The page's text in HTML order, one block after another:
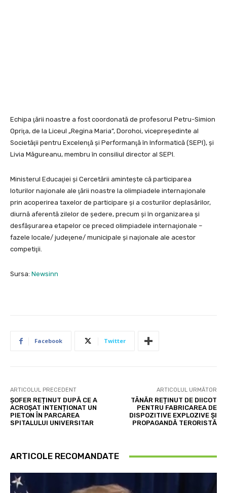
Echipa ţării noastre a fost coordonată de profesorul Petru-Simion
Opriţa, de la Liceul „Regina Maria”, Dorohoi, vicepreşedinte al
Societăţii pentru Excelenţă şi Performanţă în Informatică (SEPI), şi
Livia Măgureanu, membru în consiliul director al SEPI.
Ministerul Educaţiei şi Cercetării amintește că participarea
loturilor naţionale ale ţării noastre la olimpiadele internaţionale
prin acoperirea taxelor de participare şi a costurilor deplasărilor,
diurnă aferentă zilelor de şedere, precum şi în organizarea şi
desfăşurarea etapelor ce preced olimpiadele internaţionale –
fazele locale/ judeţene/ municipale şi naţionale ale acestor
competiţii.
Sursa: Newsinn
Facebook Twitter
ARTICOLUL PRECEDENT
ȘOFER REȚINUT DUPĂ CE A
ACROȘAT INTENȚIONAT UN
PIETON ÎN PARCAREA
SPITALULUI UNIVERSITAR
ARTICOLUL URMĂTOR
TÂNĂR REȚINUT DE DIICOT
PENTRU FABRICAREA DE
DISPOZITIVE EXPLOZIVE ȘI
PROPAGANDĂ TERORISTĂ
ARTICOLE RECOMANDATE